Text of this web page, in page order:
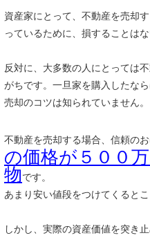
資産家にとって、不動産を売却
っているために、損することはな
反対に、大多数の人にとっては
がちです。一旦家を購入したな
売却のコツは知られていません。
不動産を売却する場合、信頼の
の価格が５００
物です。
あまり安い値段をつけてくると
しかし、実際の資産価値を突き